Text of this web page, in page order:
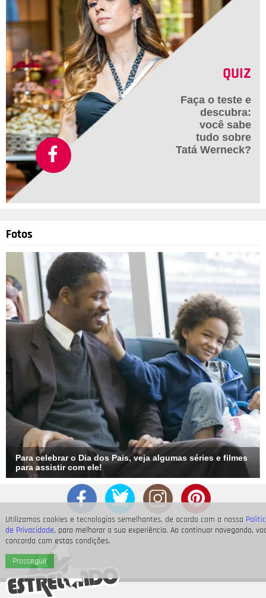
Utilizamos cookies e tecnologias semelhantes, de acordo com a nossa
de Privacidade, para melhorar a sua experiência. Ao continuar navegando,
concorda com estas condições.
Prosseguir
QUIZ
Faça o teste e
descubra:
você sabe
tudo sobre
Tatá Werneck?
Fotos
Para celebrar o Dia dos Pais, veja algumas séries e filmes
para assistir com ele!